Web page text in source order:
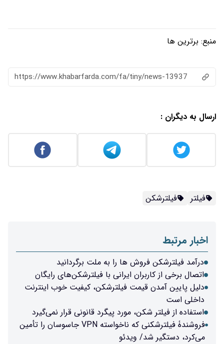
منبع: برترین ها
https://www.khabarfarda.com/fa/tiny/news-13937
ارسال به دیگران :
فیلتر فیلترشکن
اخبار مرتبط
درآمد فیلترشکن فروش ها را به ملت برگردانید
اتصال برخی از کاربران ایرانی با فیلترشکن‌های رایگان
دلیل پایین آمدن قیمت فیلترشکن، کیفیت خوب اینترنت
داخلی است
استفاده از فیلتر شکن، مورد پیگرد قانونی قرار نمی‌گیرد
فروشندۀ فیلترشکنی که ناخواسته VPN جاسوسان را تأمین
می‌کرد، دستگیر شد/ ویدئو